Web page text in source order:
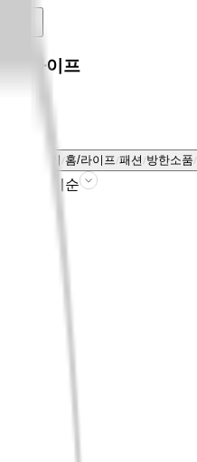
홈/라이프
전체보기 홈/라이프 패션 방한소품
판매인기순